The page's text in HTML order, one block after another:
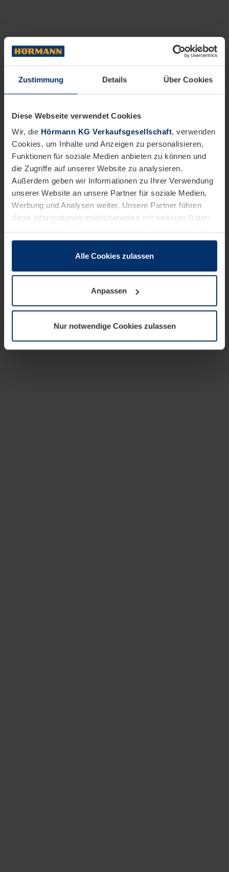
Zustimmung Details Über Cookies
Diese Webseite verwendet Cookies
Wir, die Hörmann KG Verkaufsgesellschaft, verwenden
Cookies, um Inhalte und Anzeigen zu personalisieren,
Funktionen für soziale Medien anbieten zu können und
die Zugriffe auf unserer Website zu analysieren.
Außerdem geben wir Informationen zu Ihrer Verwendung
unserer Website an unsere Partner für soziale Medien,
Werbung und Analysen weiter. Unsere Partner führen
diese Informationen möglicherweise mit weiteren Daten
sie im Rahmen Ihrer Nutzung der Dienste gesammelt
wenn diese für den Betrieb dieser Seite unbedingt
notwendig sind. Für alle anderen Cookie-Typen benötigen
wir Ihre Erlaubnis. Ihre Einwilligung können Sie jederzeit
Datenschutzerklärungunserer Website ändern oder
widerrufen.
Alle Cookies zulassen
Anpassen
Nur notwendige Cookies zulassen